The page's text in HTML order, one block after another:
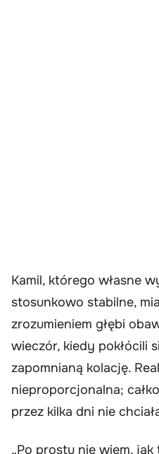
Kamil, którego własne
stosunkowo stabilne,
zrozumieniem głębi
wieczór, kiedy pokłócili
zapomnianą kolację.
nieproporcjonalna;
przez kilka dni nie
„Po prostu nie wiem, jak